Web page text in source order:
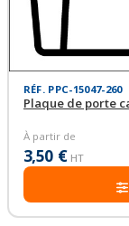
RÉF. PPC-15047-260
À partir de
3,50 € HT